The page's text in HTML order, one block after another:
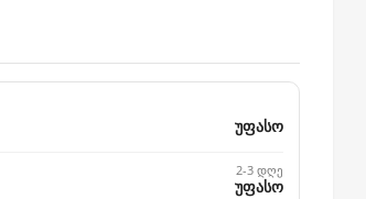
უფასო
2-3 დღე
უფასო